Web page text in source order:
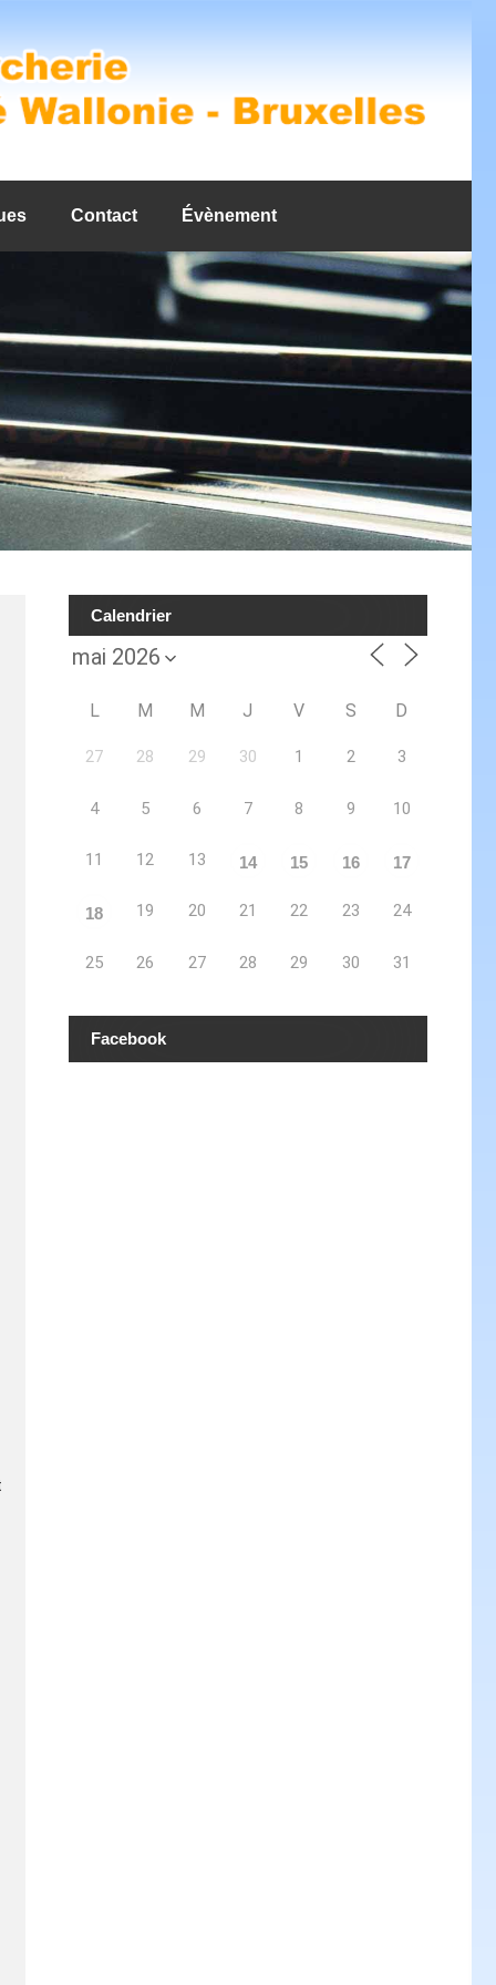
Contact Évènement
Calendrier
L M M J V S D
27 28 29 30 1 2 3
4 5 6 7 8 9 10
11 12 13 14 15 16 17
18 19 20 21 22 23 24
25 26 27 28 29 30 31
Facebook